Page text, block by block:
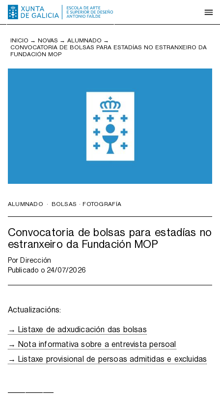
INICIO → NOVAS → ALUMNADO →
CONVOCATORIA DE BOLSAS PARA ESTADÍAS NO ESTRANXEIRO DA
FUNDACIÓN MOP
ALUMNADO · BOLSAS · FOTOGRAFÍA
Convocatoria de bolsas para estadías no
estranxeiro da Fundación MOP
Por Dirección
Publicado o 24/07/2026
Actualizacións:
→ Listaxe de adxudicación das bolsas
→ Nota informativa sobre a entrevista persoal
→ Listaxe provisional de persoas admitidas e excluidas